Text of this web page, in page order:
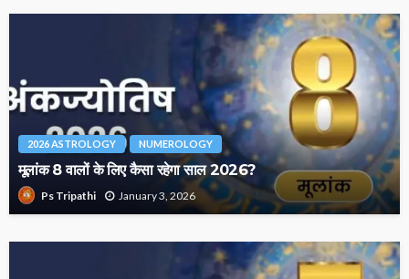
2026 ASTROLOGY NUMEROLOGY
मूलांक 8 वालों के लिए कैसा रहेगा साल 2026?
Ps Tripathi January 3, 2026